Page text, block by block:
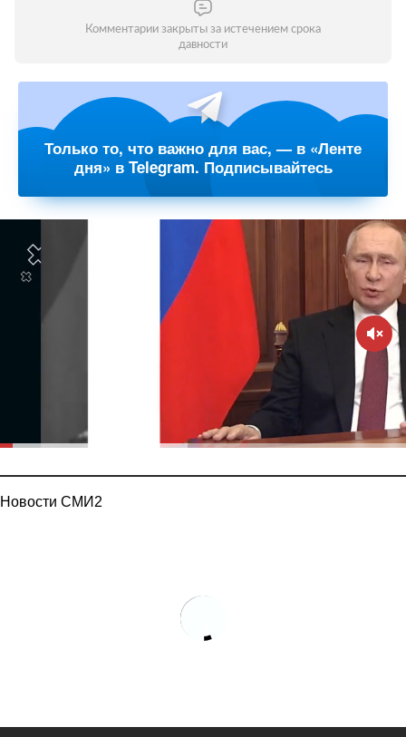
Комментарии закрыты за истечением срока
давности
Только то, что важно для вас, — в «Ленте
дня» в Telegram. Подписывайтесь
Новости СМИ2